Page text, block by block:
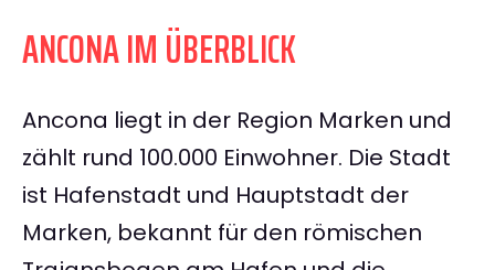
ANCONA IM ÜBERBLICK
Ancona liegt in der Region Marken und
zählt rund 100.000 Einwohner. Die Stadt
ist Hafenstadt und Hauptstadt der
Marken, bekannt für den römischen